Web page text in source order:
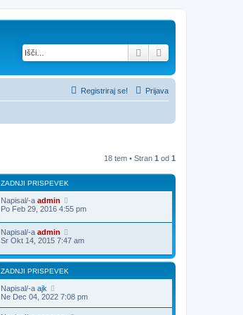
Iskanje
Prijava
Registriraj se!
18 tem • Stran 1 od 1
ZADNJI PRISPEVEK
Napisal/-a admin
Po Feb 29, 2016 4:55 pm
Napisal/-a admin
Sr Okt 14, 2015 7:47 am
ZADNJI PRISPEVEK
Napisal/-a ajk
Ne Dec 04, 2022 7:08 pm